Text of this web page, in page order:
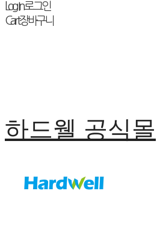
Log In로그인
Cart장바구니
하드웰 공식몰